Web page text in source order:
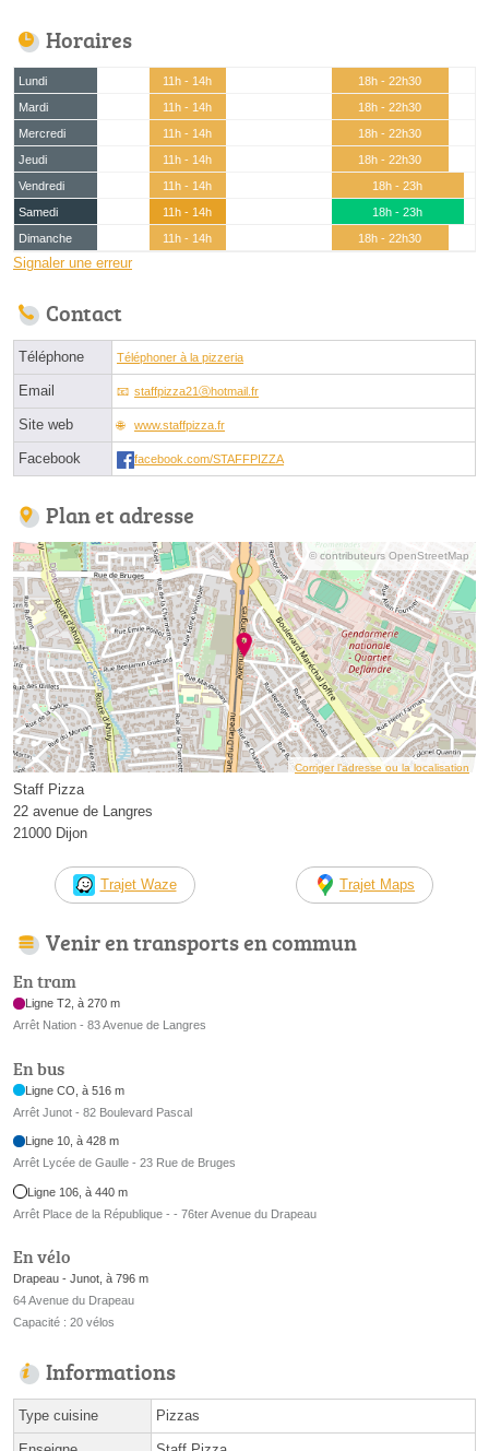
Horaires
Lundi 11h - 14h
18h - 22h30
Mardi
11h - 14h
18h - 22h30
Mercredi
11h - 14h
18h - 22h30
Jeudi
11h - 14h
18h - 22h30
Vendredi
11h - 14h
18h - 23h
Samedi
11h - 14h
18h - 23h
Dimanche
11h - 14h 18h - 22h30
Signaler une erreur
Contact
Téléphone Téléphoner à la pizzeria
Email staffpizza21ⓐhotmail.fr
Site web www.staffpizza.fr
Facebook facebook.com/STAFFPIZZA
Plan et adresse
© contributeurs OpenStreetMap
Corriger l’adresse ou la localisation
Staff Pizza
22 avenue de Langres
21000 Dijon
Trajet Waze Trajet Maps
Venir en transports en commun
En tram
Ligne T2, à 270 m
Arrêt Nation - 83 Avenue de Langres
En bus
Ligne CO, à 516 m
Arrêt Junot - 82 Boulevard Pascal
Ligne 10, à 428 m
Arrêt Lycée de Gaulle - 23 Rue de Bruges
Ligne 106, à 440 m
Arrêt Place de la République - - 76ter Avenue du Drapeau
En vélo
Drapeau - Junot, à 796 m
64 Avenue du Drapeau
Capacité : 20 vélos
Informations
Type cuisine Pizzas